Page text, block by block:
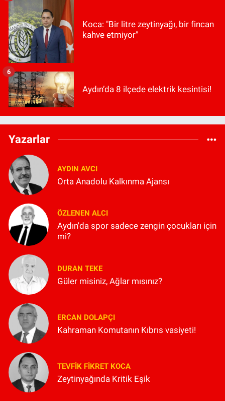
Koca: "Bir litre zeytinyağı, bir fincan
kahve etmiyor"
Aydın’da 8 ilçede elektrik kesintisi!
6
Yazarlar
AYDIN AVCI
Orta Anadolu Kalkınma Ajansı
ÖZLENEN ALCI
Aydın'da spor sadece zengin çocukları için
mi?
DURAN TEKE
Güler misiniz, Ağlar mısınız?
ERCAN DOLAPÇI
Kahraman Komutanın Kıbrıs vasiyeti!
TEVFIK FIKRET KOCA
Zeytinyağında Kritik Eşik